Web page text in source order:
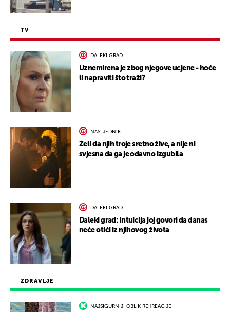
ZDRAVLJE
NAJSIGURNIJI OBLIK REKREACIJE
TV
DALEKI GRAD
Uznemirena je zbog njegove ucjene - hoće
li napraviti što traži?
NASLJEDNIK
Želi da njih troje sretno žive, a nije ni
svjesna da ga je odavno izgubila
DALEKI GRAD
Daleki grad: Intuicija joj govori da danas
neće otići iz njihovog života